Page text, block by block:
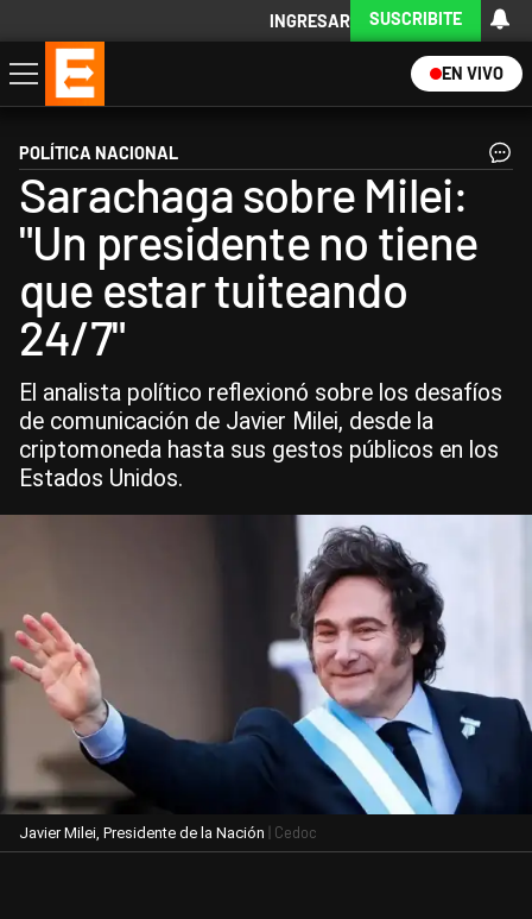
INGRESAR SUSCRIBITE
EN VIVO
Economía
Política
Internacional
Actualidad
Descargá la App
POLÍTICA NACIONAL
Sarachaga sobre Milei:
"Un presidente no tiene
que estar tuiteando
24/7"
El analista político reflexionó sobre los desafíos
de comunicación de Javier Milei, desde la
criptomoneda hasta sus gestos públicos en los
Estados Unidos.
Javier Milei, Presidente de la Nación | Cedoc